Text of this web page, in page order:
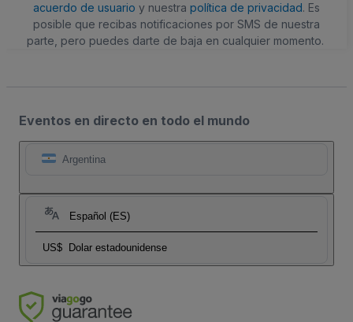
acuerdo de usuario y nuestra política de privacidad. Es
posible que recibas notificaciones por SMS de nuestra
parte, pero puedes darte de baja en cualquier momento.
Eventos en directo en todo el mundo
Argentina
Español (ES)
US$ Dolar estadounidense